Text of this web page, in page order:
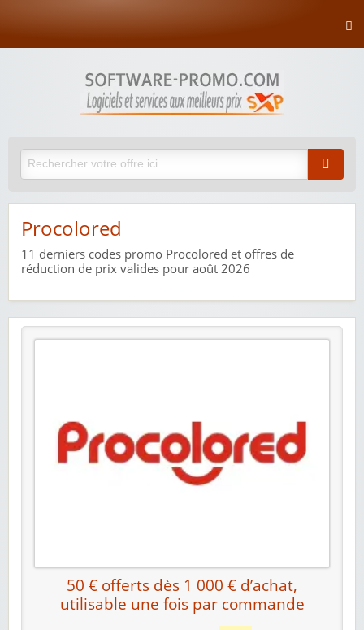
Procolored
11 derniers codes promo Procolored et offres de
réduction de prix valides pour août 2026
50 € offerts dès 1 000 € d’achat,
utilisable une fois par commande